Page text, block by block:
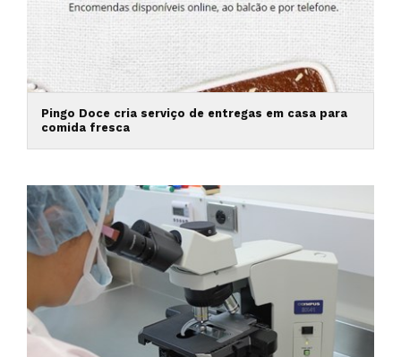
Pingo Doce cria serviço de entregas em casa para
comida fresca